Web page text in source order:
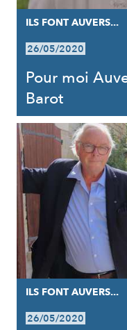
ILS FONT AUVERS...
26/05/2020
Pour moi
Barot
ILS FONT AUVERS...
26/05/2020